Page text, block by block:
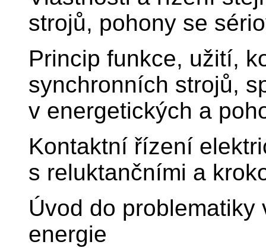
strojů, pohony se
Princip funkce, užití,
synchronních strojů,
v energetických a
Kontaktní řízení
s reluktančními a
Úvod do
energie